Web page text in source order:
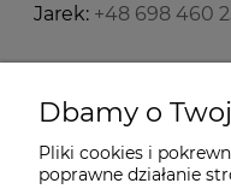
Jarek: +48 698 460
Starecegly.com
Płatności i
Dbamy o
Pliki cookies i
poprawne działanie